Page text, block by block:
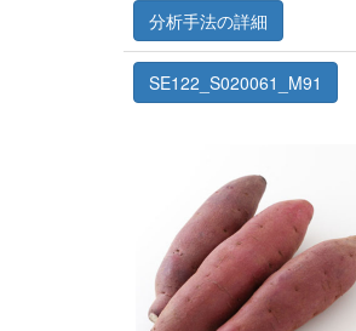
分析手法の詳細
SE122_S020061_M91